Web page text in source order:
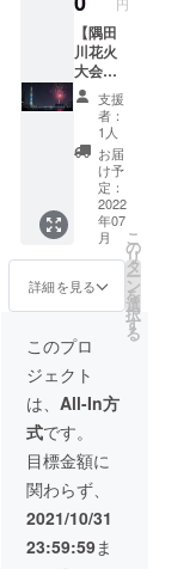
スのご
登録を
お願い
いたし
ます。
間有効
となり
ます。
但し、
受付に
て引き
換え後
は当日
限り有
効とな
りま
す。 〇
ご利用
につい
て ・こ
に引換
信しま
す。 ・
ご利用
日がお
決りに
なりま
したら
ご利用
日まで
草また
は日の
出桟橋
より出
航し、
東京湾
で新年
の幕開
けを優
雅に船
上でお
迎えく
ださ
い。遮
るもの
のない
東京湾
の水平
線を空
と海が
うっす
らと朱
に染
まって
いく瞬
間を船
上より
ご覧い
ただけ
【隅田
川花火
大会
2022
クルー
ズ確約
チケッ
ト】 予
約が取
れない
ほど人
気の隅
田川花
火大会
クルー
ズ確約
チケッ
トBOX
席（最
大4名様
まで）
をご用
意いた
しま
す。
「当社
船4隻限
定」特
支援
者：
1人
お届
け予
定：
2022
年07
月
詳細を見る
こ
の
リ
タ
ー
ン
を
選
択
す
る
このプロ
ジェクト
は、 All-In方
式です。
目標金額に
関わらず、
2021/10/31
23:59:59ま